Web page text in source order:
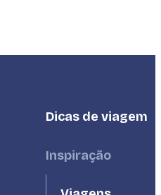
FooterDicas de viagem
Inspiração